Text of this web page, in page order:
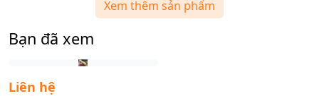
Xem thêm sản phẩm
Bạn đã xem
Liên hệ